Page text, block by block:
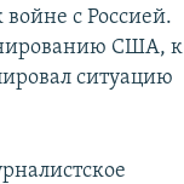
с Россией.
США, к
ситуацию